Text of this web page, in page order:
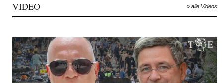
VIDEO » alle Videos